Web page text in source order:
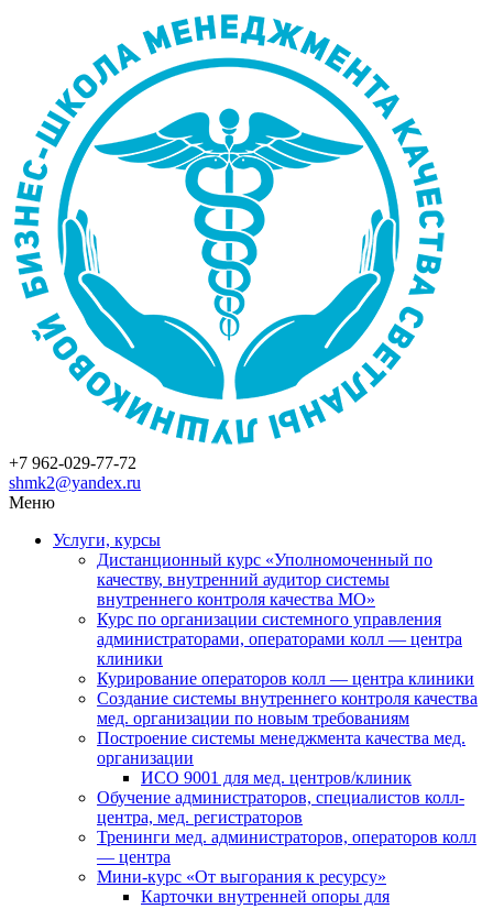
+7 962-029-77-72
shmk2@yandex.ru
Меню
Услуги, курсы
Дистанционный курс «Уполномоченный по
качеству, внутренний аудитор системы
внутреннего контроля качества МО»
Курс по организации системного управления
администраторами, операторами колл — центра
клиники
Курирование операторов колл — центра клиники
Создание системы внутреннего контроля качества
мед. организации по новым требованиям
Построение системы менеджмента качества мед.
организации
ИСО 9001 для мед. центров/клиник
Обучение администраторов, специалистов колл-
центра, мед. регистраторов
Тренинги мед. администраторов, операторов колл
— центра
Мини-курс «От выгорания к ресурсу»
Карточки внутренней опоры для